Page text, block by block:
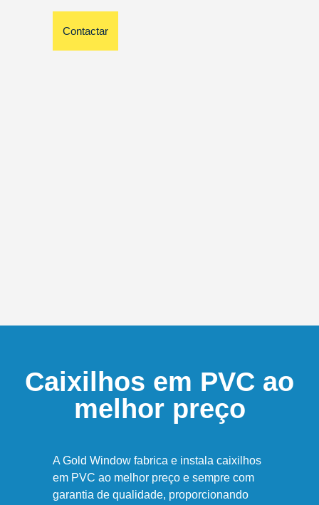
Contactar
Caixilhos em PVC ao
melhor preço
A Gold Window fabrica e instala caixilhos
em PVC ao melhor preço e sempre com
garantia de qualidade, proporcionando